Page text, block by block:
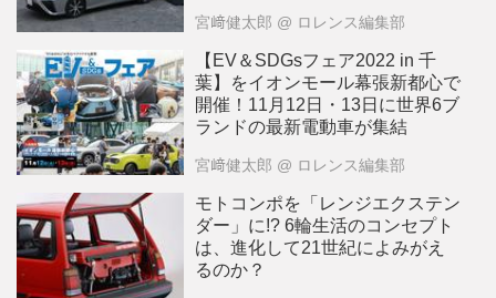
宮﨑健太郎 @ ロレンス編集部
【EV＆SDGsフェア2022 in 千
葉】をイオンモール幕張新都心で
開催！11月12日・13日に世界6ブ
ランドの最新電動車が集結
宮﨑健太郎 @ ロレンス編集部
モトコンポを「レンジエクステン
ダー」に!? 6輪生活のコンセプト
は、進化して21世紀によみがえ
るのか？